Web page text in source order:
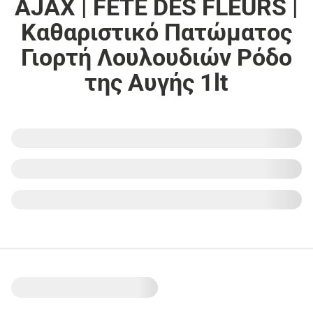
AJAX | FETE DES FLEURS |
Καθαριστικό Πατώματος
Γιορτή Λουλουδιών Ρόδο
της Αυγής 1lt